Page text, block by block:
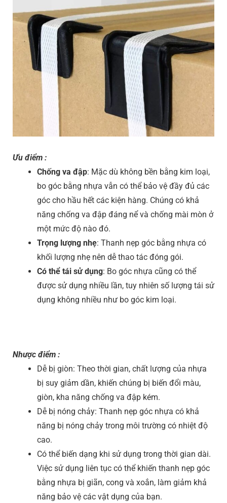
Ưu điểm :
Chống va đập: Mặc dù không bền bằng kim loại,
bo góc bằng nhựa vẫn có thể bảo vệ đầy đủ các
góc cho hầu hết các kiện hàng. Chúng có khả
năng chống va đập đáng nể và chống mài mòn ở
một mức độ nào đó.
Trọng lượng nhẹ: Thanh nẹp góc bằng nhựa có
khối lượng nhẹ nên dễ thao tác đóng gói.
Có thể tái sử dụng: Bo góc nhựa cũng có thể
được sử dụng nhiều lần, tuy nhiên số lượng tái sử
dụng không nhiều như bo góc kim loại.
Nhược điểm :
Dễ bị giòn: Theo thời gian, chất lượng của nhựa
bị suy giảm dần, khiến chúng bị biến đổi màu,
giòn, kha năng chống va đập kém.
Dễ bị nóng chảy: Thanh nẹp góc nhựa có khả
năng bị nóng chảy trong môi trường có nhiệt độ
cao.
Có thể biến dạng khi sử dụng trong thời gian dài.
Việc sử dụng liên tục có thể khiến thanh nẹp góc
bằng nhựa bị giãn, cong và xoắn, làm giảm khả
năng bảo vệ các vật dụng của bạn.